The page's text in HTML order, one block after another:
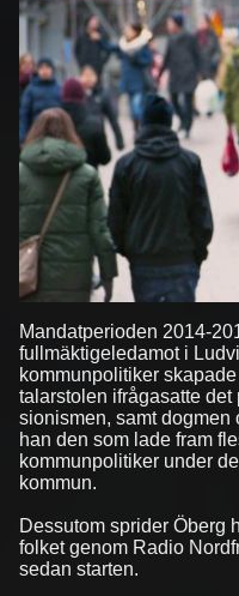
Mandatperioden 2014-
fullmäktigeledamot i
kommunpolitiker
talarstolen ifrågasatte
sionismen, samt dogmen
han den som lade fram
kommunpolitiker under
kommun.
Dessutom sprider Öberg
folket genom Radio
sedan starten.